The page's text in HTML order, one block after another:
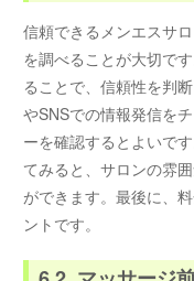
信頼できるメンエスサ
を調べることが大切で
ることで、信頼性を判
やSNSでの情報発信を
ーを確認するとよいで
てみると、サロンの雰
ができます。最後に、
ントです。